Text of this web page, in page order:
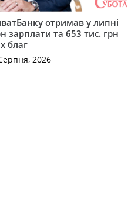
отримав у липні
зарплати та 653 тис. грн
благ
2026